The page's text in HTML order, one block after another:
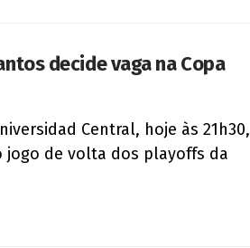
decide vaga na Copa
Central, hoje às 21h30,
jogo de volta dos playoffs da